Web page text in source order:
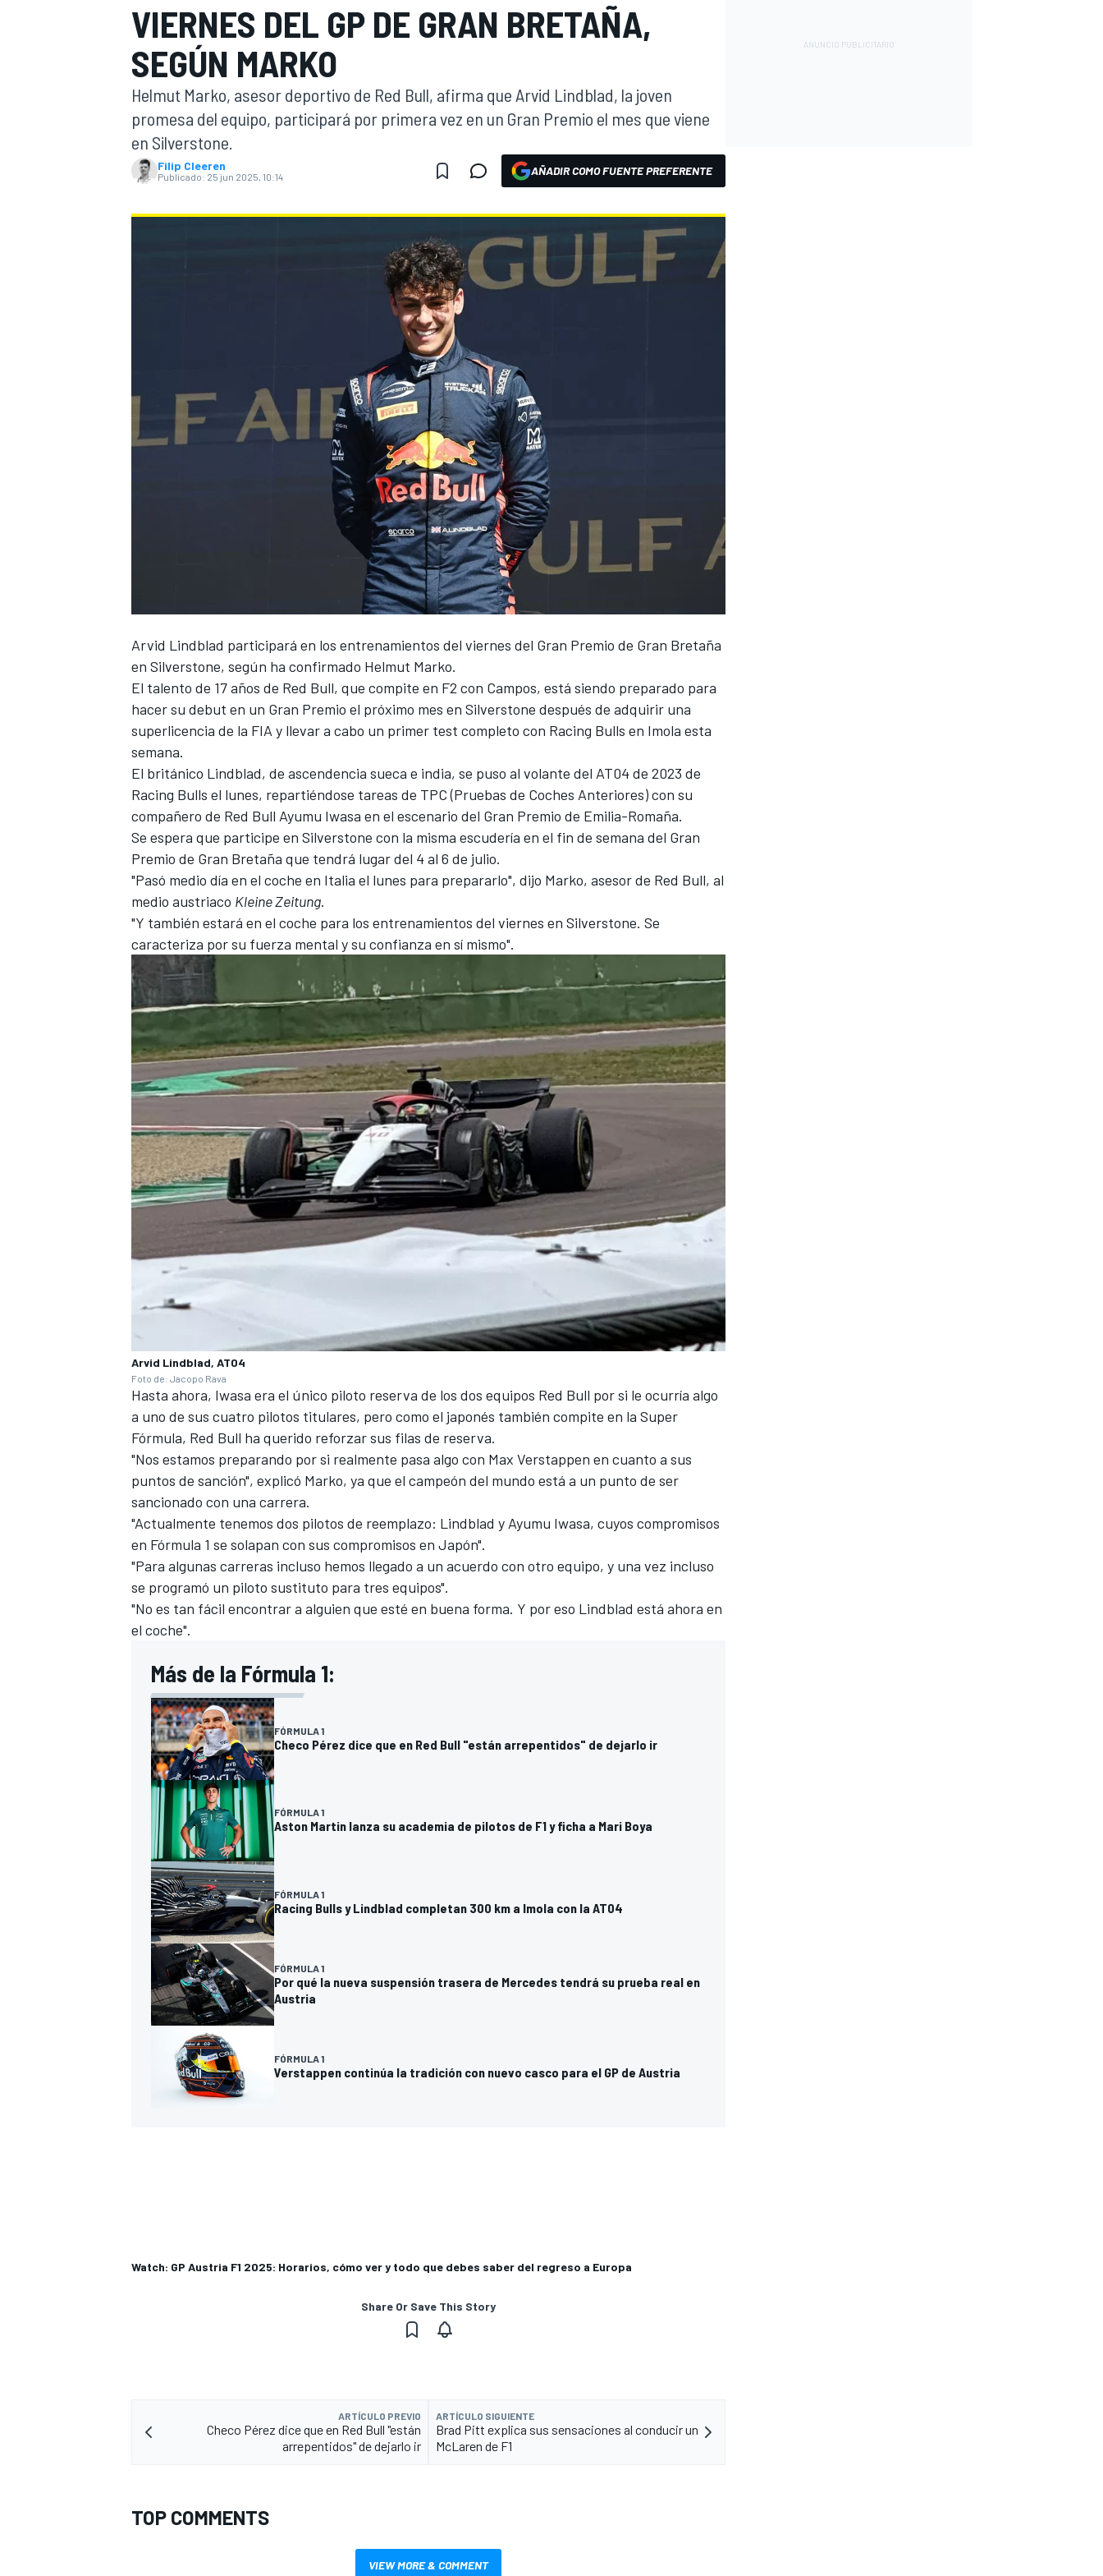
FÓRMULA E MOTO
NASCARINDYCARSPORTSCAR
VIERNES DEL GP DE GRAN BRETAÑA,
SEGÚN MARKO
Helmut Marko, asesor deportivo de Red Bull, afirma que Arvid Lindblad, la joven
promesa del equipo, participará por primera vez en un Gran Premio el mes que viene
en Silverstone.
Filip Cleeren
Publicado: 25 jun 2025, 10:14 AÑADIR COMO FUENTE PREFERENTE
Arvid Lindblad participará en los entrenamientos del viernes del Gran Premio de Gran Bretaña
en Silverstone, según ha confirmado Helmut Marko.
El talento de 17 años de Red Bull, que compite en F2 con Campos, está siendo preparado para
hacer su debut en un Gran Premio el próximo mes en Silverstone después de adquirir una
superlicencia de la FIA y llevar a cabo un primer test completo con Racing Bulls en Imola esta
semana.
El británico Lindblad, de ascendencia sueca e india, se puso al volante del AT04 de 2023 de
Racing Bulls el lunes, repartiéndose tareas de TPC (Pruebas de Coches Anteriores) con su
compañero de Red Bull Ayumu Iwasa en el escenario del Gran Premio de Emilia-Romaña.
Se espera que participe en Silverstone con la misma escudería en el fin de semana del Gran
Premio de Gran Bretaña que tendrá lugar del 4 al 6 de julio.
"Pasó medio día en el coche en Italia el lunes para prepararlo", dijo Marko, asesor de Red Bull, al
medio austriaco Kleine Zeitung.
"Y también estará en el coche para los entrenamientos del viernes en Silverstone. Se
caracteriza por su fuerza mental y su confianza en sí mismo".
Arvid Lindblad, AT04
Foto de: Jacopo Rava
Hasta ahora, Iwasa era el único piloto reserva de los dos equipos Red Bull por si le ocurría algo
a uno de sus cuatro pilotos titulares, pero como el japonés también compite en la Super
Fórmula, Red Bull ha querido reforzar sus filas de reserva.
"Nos estamos preparando por si realmente pasa algo con Max Verstappen en cuanto a sus
puntos de sanción", explicó Marko, ya que el campeón del mundo está a un punto de ser
sancionado con una carrera.
"Actualmente tenemos dos pilotos de reemplazo: Lindblad y Ayumu Iwasa, cuyos compromisos
en Fórmula 1 se solapan con sus compromisos en Japón".
"Para algunas carreras incluso hemos llegado a un acuerdo con otro equipo, y una vez incluso
se programó un piloto sustituto para tres equipos".
"No es tan fácil encontrar a alguien que esté en buena forma. Y por eso Lindblad está ahora en
el coche".
Más de la Fórmula 1:
FÓRMULA 1
Checo Pérez dice que en Red Bull "están arrepentidos" de dejarlo ir
FÓRMULA 1
Aston Martin lanza su academia de pilotos de F1 y ficha a Mari Boya
FÓRMULA 1
Racing Bulls y Lindblad completan 300 km a Imola con la AT04
FÓRMULA 1
Por qué la nueva suspensión trasera de Mercedes tendrá su prueba real en
Austria
FÓRMULA 1
Verstappen continúa la tradición con nuevo casco para el GP de Austria
Watch: GP Austria F1 2025: Horarios, cómo ver y todo que debes saber del regreso a Europa
Share Or Save This Story
ARTÍCULO PREVIO
Checo Pérez dice que en Red Bull "están
arrepentidos" de dejarlo ir
ARTÍCULO SIGUIENTE
Brad Pitt explica sus sensaciones al conducir un
McLaren de F1
TOP COMMENTS
VIEW MORE & COMMENT